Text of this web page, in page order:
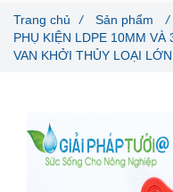
Trang chủ / Sản phẩm /
PHỤ KIỆN LDPE 10MM VÀ
VAN KHỞI THỦY LOẠI